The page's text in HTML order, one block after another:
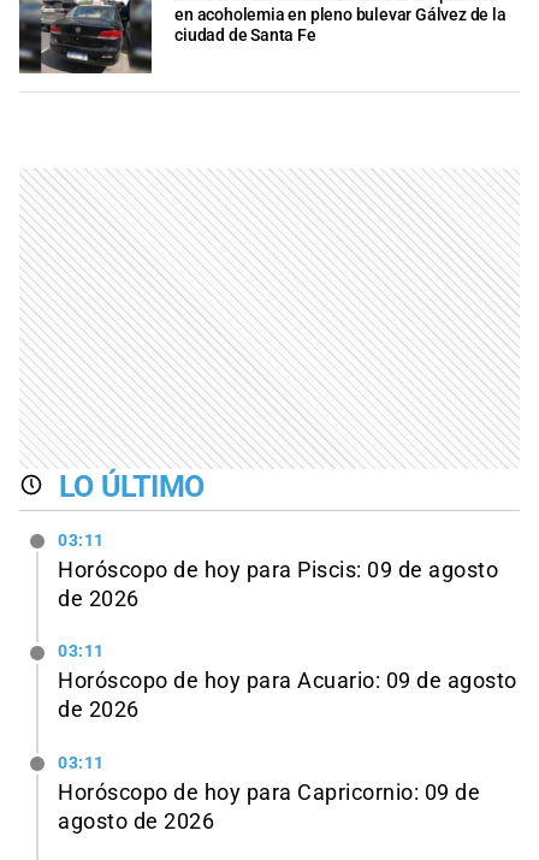
en acoholemia en pleno bulevar Gálvez de la
ciudad de Santa Fe
LO ÚLTIMO
03:11
Horóscopo de hoy para Piscis: 09 de agosto
de 2026
03:11
Horóscopo de hoy para Acuario: 09 de agosto
de 2026
03:11
Horóscopo de hoy para Capricornio: 09 de
agosto de 2026